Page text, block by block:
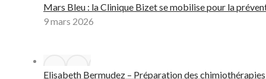
Mars Bleu : la Clinique Bizet se mobilise pour la
9 mars 2026
Elisabeth Bermudez – Préparation des chimiothérapies